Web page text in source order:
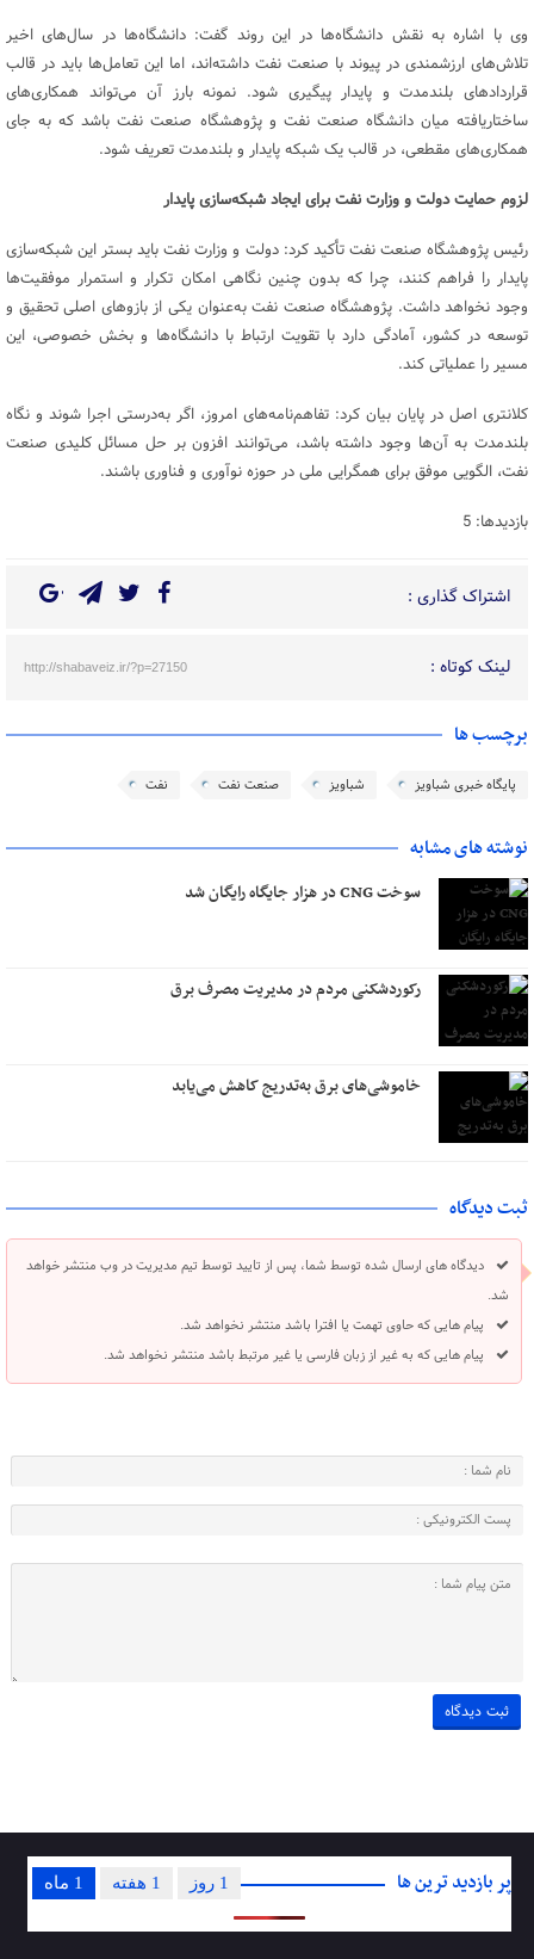
وی با اشاره به نقش دانشگاه‌ها در این روند گفت: دانشگاه‌ها در سال‌های اخیر
تلاش‌های ارزشمندی در پیوند با صنعت نفت داشته‌اند، اما این تعامل‌ها باید در قالب
قراردادهای بلندمدت و پایدار پیگیری شود. نمونه بارز آن می‌تواند همکاری‌های
ساختاریافته میان دانشگاه صنعت نفت و پژوهشگاه صنعت نفت باشد که به جای
همکاری‌های مقطعی، در قالب یک شبکه پایدار و بلندمدت تعریف شود.
لزوم حمایت دولت و وزارت نفت برای ایجاد شبکه‌سازی پایدار
رئیس پژوهشگاه صنعت نفت تأکید کرد: دولت و وزارت نفت باید بستر این شبکه‌سازی
پایدار را فراهم کنند، چرا که بدون چنین نگاهی امکان تکرار و استمرار موفقیت‌ها
وجود نخواهد داشت. پژوهشگاه صنعت نفت به‌عنوان یکی از بازوهای اصلی تحقیق و
توسعه در کشور، آمادگی دارد با تقویت ارتباط با دانشگاه‌ها و بخش خصوصی، این
مسیر را عملیاتی کند.
کلانتری اصل در پایان بیان کرد: تفاهم‌نامه‌های امروز، اگر به‌درستی اجرا شوند و نگاه
بلندمدت به آن‌ها وجود داشته باشد، می‌توانند افزون بر حل مسائل کلیدی صنعت
نفت، الگویی موفق برای همگرایی ملی در حوزه نوآوری و فناوری باشند.
بازدیدها: 5
اشتراک گذاری :
لینک کوتاه : http://shabaveiz.ir/?p=27150
برچسب ها
پایگاه خبری شباویز شباویز صنعت نفت نفت
نوشته های مشابه
سوخت CNG در هزار جایگاه رایگان شد
رکوردشکنی مردم در مدیریت مصرف برق
خاموشی‌های برق به‌تدریج کاهش می‌یابد
ثبت دیدگاه
دیدگاه های ارسال شده توسط شما، پس از تایید توسط تیم مدیریت در وب منتشر خواهد
شد.
پیام هایی که حاوی تهمت یا افترا باشد منتشر نخواهد شد.
پیام هایی که به غیر از زبان فارسی یا غیر مرتبط باشد منتشر نخواهد شد.
پر بازدید ترین ها 1 ماه 1 هفته 1 روز